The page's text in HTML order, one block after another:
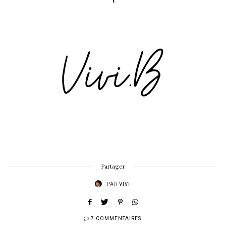
Partager
PAR VIVI
7 COMMENTAIRES